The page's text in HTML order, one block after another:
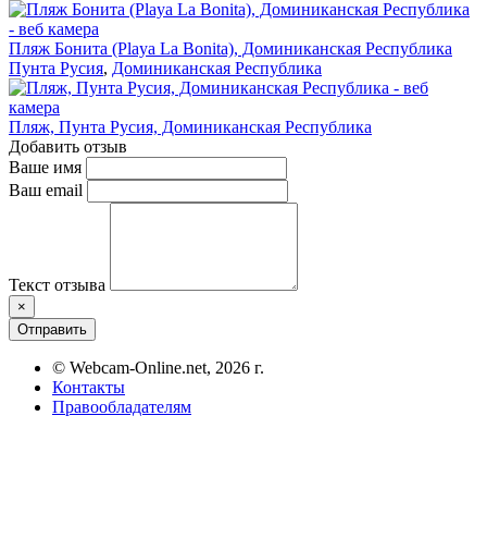
Пляж Бонита (Playa La Bonita), Доминиканская Республика
Пунта Русия, Доминиканская Республика
Пляж, Пунта Русия, Доминиканская Республика
Добавить отзыв
Ваше имя
Ваш email
Текст отзыва
×
Отправить
© Webcam-Online.net, 2026 г.
Контакты
Правообладателям